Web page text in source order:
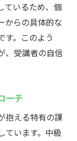
ているため、個
からの具体的な
す。このよう
、受講者の自信
ーチ
抱える特有の課
ています。中級